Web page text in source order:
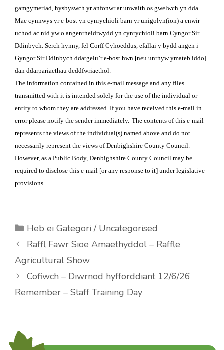
gamgymeriad, hysbyswch yr anfonwr ar unwaith os gwelwch yn dda.
Mae cynnwys yr e-bost yn cynrychioli barn yr unigolyn(ion) a enwir
uchod ac nid yw o angenrheidrwydd yn cynrychioli barn Cyngor Sir
Ddinbych. Serch hynny, fel Corff Cyhoeddus, efallai y bydd angen i
Gyngor Sir Ddinbych ddatgelu’r e-bost hwn [neu unrhyw ymateb iddo]
dan ddarpariaethau deddfwriaethol.
The information contained in this e-mail message and any files
transmitted with it is intended solely for the use of the individual or
entity to whom they are addressed. If you have received this e-mail in
error please notify the sender immediately. The contents of this e-mail
represents the views of the individual(s) named above and do not
necessarily represent the views of Denbighshire County Council.
However, as a Public Body, Denbighshire County Council may be
required to disclose this e-mail [or any response to it] under legislative
provisions.
Categories
Heb ei Gategori / Uncategorised
Raffl Fawr Sioe Amaethyddol – Raffle
Agricultural Show
Cofiwch – Diwrnod hyfforddiant 12/6/26
Remember – Staff Training Day